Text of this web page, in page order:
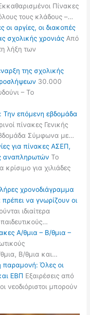
Πίνακες
τους κλάδους –…
αργίες, οι διακοπές
σχολικής χρονιάς Από
λήξη των
της σχολικής
30.000
– Το
Την επόμενη εβδομάδα
πίνακες Γενικής
Σύμφωνα με…
για πίνακες ΑΣΕΠ,
αναπληρωτών Το
κρίσιμο για χιλιάδες
χρονοδιάγραμμα
να γνωρίζουν οι
ιδιαίτερα
Α/θμια – Β/θμια –
Β/θμια και…
παραμονή: Όλες οι
ΕΒΠ Εξαιρέσεις από
νεοδιόριστοι μπορούν